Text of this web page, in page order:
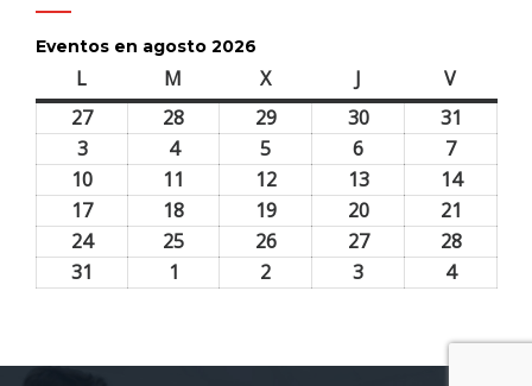
Eventos en agosto 2026
L M Xmiércoles J Vviernes
2727
28 2929
2026
3030
2026
31
2026
33
agosto,
2026
44
agosto,
2026
5
agosto,
2026
6
agosto,
2026
77
agosto,
2026
10
agosto,
2026
11 1212
agosto,
2026
1313
agosto,
2026
1414
2026
1717
agosto,
18 1919
agosto,
2020
agosto,
21
agosto,
2424
25 2626
2727
2828
31 1 2 3 44